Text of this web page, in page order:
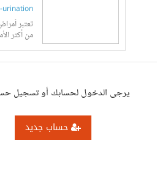
urination
تعتبر
من أكثر
والتعرف
يرجى الدخول لحسابك أو تسجيل
حساب جديد